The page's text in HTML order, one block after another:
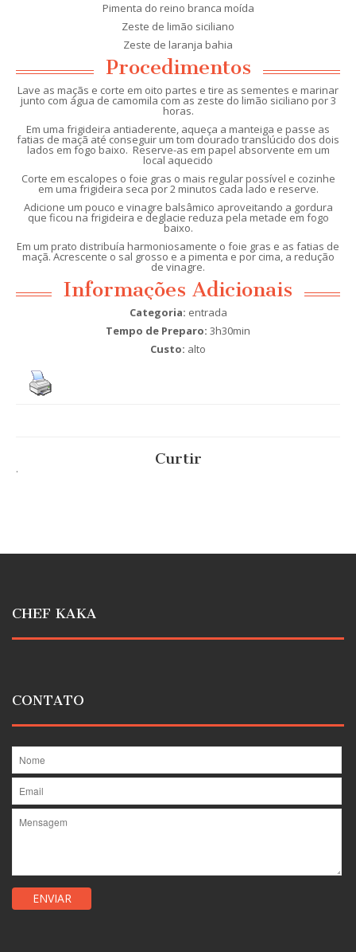
Pimenta do reino branca moída
Zeste de limão siciliano
Zeste de laranja bahia
Procedimentos
Lave as maçãs e corte em oito partes e tire as sementes e marinar
junto com água de camomila com as zeste do limão siciliano por 3
horas.
Em uma frigideira antiaderente, aqueça a manteiga e passe as
fatias de maçã até conseguir um tom dourado translúcido dos dois
lados em fogo baixo. Reserve-as em papel absorvente em um
local aquecido
Corte em escalopes o foie gras o mais regular possível e cozinhe
em uma frigideira seca por 2 minutos cada lado e reserve.
Adicione um pouco e vinagre balsâmico aproveitando a gordura
que ficou na frigideira e deglacie reduza pela metade em fogo
baixo.
Em um prato distribuía harmoniosamente o foie gras e as fatias de
maçã. Acrescente o sal grosso e a pimenta e por cima, a redução
de vinagre.
Informações Adicionais
Categoria: entrada
Tempo de Preparo: 3h30min
Custo: alto
Curtir
.
CHEF KAKA
CONTATO